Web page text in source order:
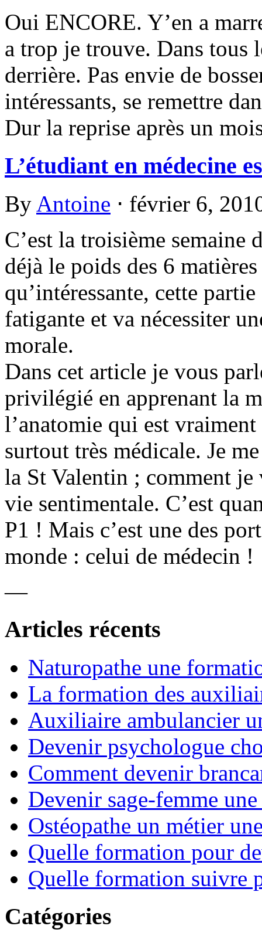
Oui ENCORE. Y’en a
a trop je trouve. Dans tous
derrière. Pas envie de
intéressants, se remettre
Dur la reprise après un
L’étudiant en médecine
By Antoine ⋅ février 6,
C’est la troisième semaine
déjà le poids des 6
qu’intéressante, cette
fatigante et va nécessiter
morale.
Dans cet article je vous
privilégié en apprenant la
l’anatomie qui est
surtout très médicale. Je
la St Valentin ; comment je
vie sentimentale. C’est
P1 ! Mais c’est une des
monde : celui de médecin !
—
Articles récents
Naturopathe une
La formation des
Auxiliaire ambulancier
Devenir psychologue
Comment devenir
Devenir sage-femme
Ostéopathe un métier
Quelle formation pour
Quelle formation suivre
Catégories